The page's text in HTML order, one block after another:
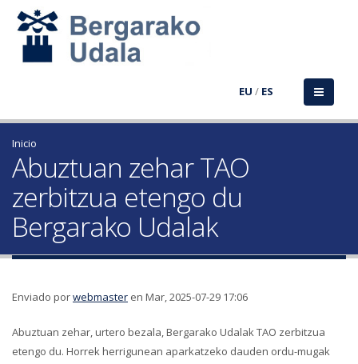
EU / ES
Inicio
Abuztuan zehar TAO
zerbitzua etengo du
Bergarako Udalak
Enviado porwebmaster en Mar, 2025-07-29 17:06
Abuztuan zehar, urtero bezala, Bergarako Udalak TAO zerbitzua
etengo du. Horrek herrigunean aparkatzeko dauden ordu-mugak